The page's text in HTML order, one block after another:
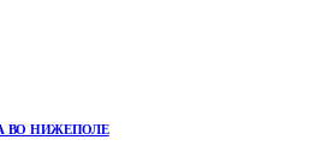
ВО НИЖЕПОЛЕ